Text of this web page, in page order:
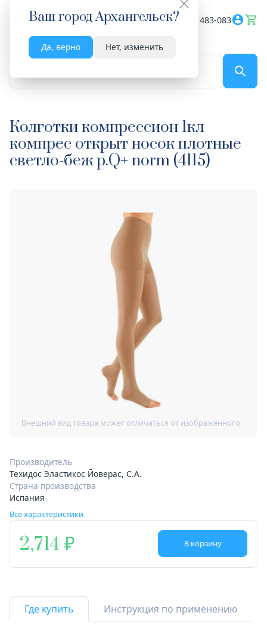
Ваш городАрхангельск?
Да, верно Нет, изменить
Весь сайт 8182 483-083
Колготки компрессион 1кл
компрес открыт носок плотные
светло-беж р.Q+ norm (4115)
Производитель
Техидос Эластикос Йоверас, С.А.
Страна производства
Испания
Все характеристики
2,714 В корзину
Где купить Инструкция по применению